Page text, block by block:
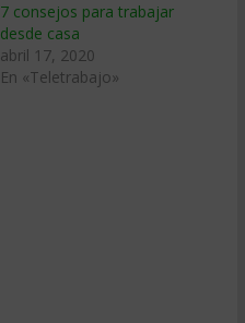
7 consejos para trabajar
desde casa
abril 17, 2020
En «Teletrabajo»